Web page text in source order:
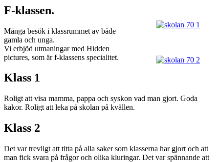
F-klassen.
Många besök i klassrummet av både
gamla och unga.
Vi erbjöd utmaningar med Hidden
pictures, som är f-klassens specialitet.
Klass 1
Roligt att visa mamma, pappa och syskon vad man gjort. Goda
kakor. Roligt att leka på skolan på kvällen.
Klass 2
Det var trevligt att titta på alla saker som klasserna har gjort och att
man fick svara på frågor och olika kluringar. Det var spännande att